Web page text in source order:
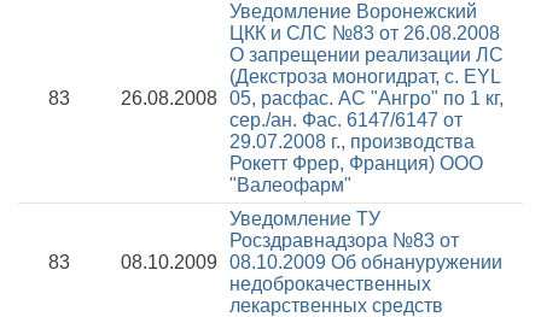
83 26.08.2008
Уведомление Воронежский
ЦКК и СЛС №83 от 26.08.2008
О запрещении реализации ЛС
(Декстроза моногидрат, с. EYL
05, расфас. АС "Ангро" по 1 кг,
сер./ан. Фас. 6147/6147 от
29.07.2008 г., производства
Рокетт Фрер, Франция) ООО
"Валеофарм"
83 08.10.2009
Уведомление ТУ
Росздравнадзора №83 от
08.10.2009 Об обнануружении
недоброкачественных
лекарственных средств